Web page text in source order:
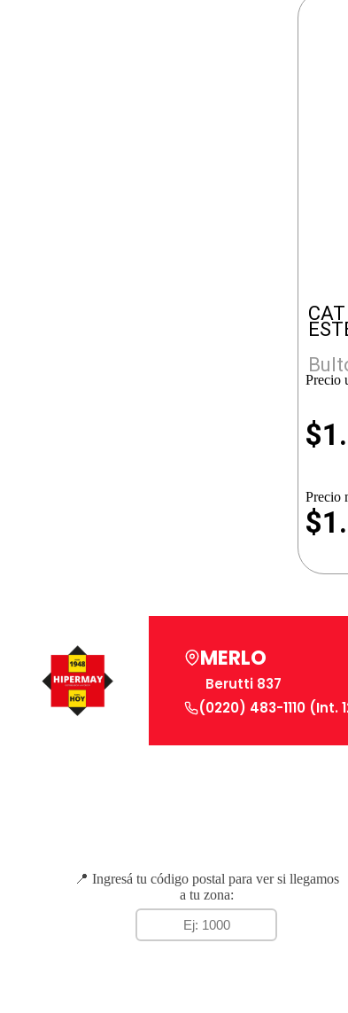
Precio
$
Precio
MERLO
Berutti 837
(0220) 483-1110 (Int.
📍 Ingresá tu código postal para ver si llegamos
a tu zona: